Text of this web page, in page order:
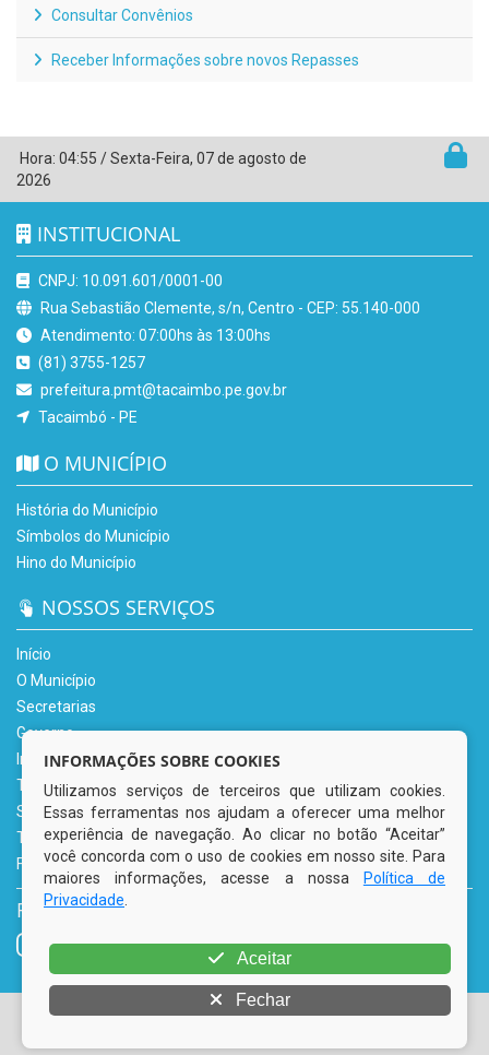
Consultar Convênios
Receber Informações sobre novos Repasses
Hora: 04:55 /Sexta-Feira, 07 de agosto de
2026
INSTITUCIONAL
CNPJ: 10.091.601/0001-00
Rua Sebastião Clemente, s/n, Centro - CEP: 55.140-000
Atendimento: 07:00hs às 13:00hs
(81) 3755-1257
prefeitura.pmt@tacaimbo.pe.gov.br
Tacaimbó - PE
O MUNICÍPIO
História do Município
Símbolos do Município
Hino do Município
NOSSOS SERVIÇOS
Início
O Município
Secretarias
Governo
Informe-se
Transparência
Serviços Digitais
Tributário
Fale Conosco
REDES SOCIAIS
© Copyright 2026 Prefeitura Municipal de Tacaimbó | Todos
INFORMAÇÕES SOBRE COOKIES
Utilizamos serviços de terceiros que utilizam cookies.
Essas ferramentas nos ajudam a oferecer uma melhor
experiência de navegação. Ao clicar no botão “Aceitar”
você concorda com o uso de cookies em nosso site. Para
maiores informações, acesse a nossa
Política de
Privacidade
Aceitar
Fechar